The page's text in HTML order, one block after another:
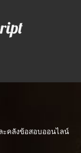
ะคลังข้อสอบออนไลน์